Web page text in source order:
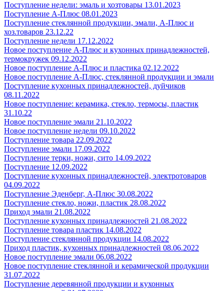
Поступление недели: эмаль и хозтовары 13.01.2023
Поступление А-Плюс 08.01.2023
Поступление стеклянной продукции, эмали, А-Плюс и
хоз.товаров 23.12.22
Поступление недели 17.12.2022
Новое поступление А-Плюс и кухонных принадлежностей,
термокружек 09.12.2022
Новое поступление А-Плюс и пластика 02.12.2022
Новое поступление А-Плюс, стеклянной продукции и эмали
Поступление кухонных принадлежностей, дуйчиков
08.11.2022
Новое поступление: керамика, стекло, термосы, пластик
31.10.22
Новое поступление эмали 21.10.2022
Новое поступление недели 09.10.2022
Поступление товара 22.09.2022
Поступление эмали 17.09.2022
Поступление терки, ножи, сито 14.09.2022
Поступление 12.09.2022
Поступление кухонных принадлежностей, электротоваров
04.09.2022
Поступление Эденберг, А-Плюс 30.08.2022
Поступление стекло, ножи, пластик 28.08.2022
Приход эмали 21.08.2022
Поступление кухонных принадлежностей 21.08.2022
Поступление товара пластик 14.08.2022
Поступление стеклянной продукции 14.08.2022
Приход пластик, кухонных принадлежностей 08.06.2022
Новое поступление эмали 06.08.2022
Новое поступление стеклянной и керамической продукции
31.07.2022
Поступление деревянной продукции и кухонных